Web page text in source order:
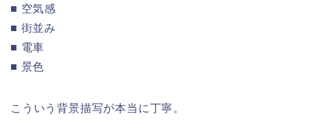
■ 空気感
■ 街並み
■ 電車
■ 景色
こういう背景描写が本当に丁寧。